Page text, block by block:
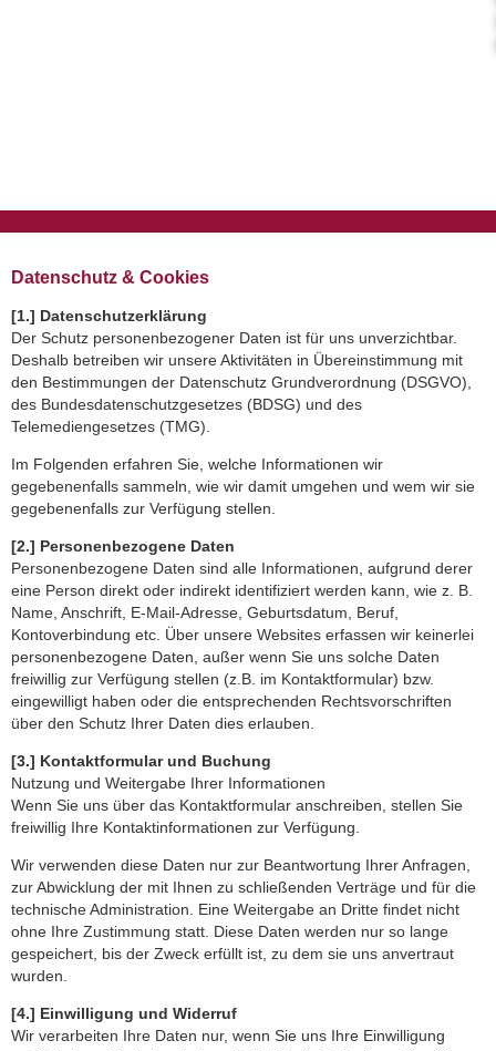
Datenschutz & Cookies
[1.] Datenschutzerklärung
Der Schutz personenbezogener Daten ist für uns unverzichtbar.
Deshalb betreiben wir unsere Aktivitäten in Übereinstimmung mit
den Bestimmungen der Datenschutz Grundverordnung (DSGVO),
des Bundesdatenschutzgesetzes (BDSG) und des
Telemediengesetzes (TMG).
Im Folgenden erfahren Sie, welche Informationen wir
gegebenenfalls sammeln, wie wir damit umgehen und wem wir sie
gegebenenfalls zur Verfügung stellen.
[2.] Personenbezogene Daten
Personenbezogene Daten sind alle Informationen, aufgrund derer
eine Person direkt oder indirekt identifiziert werden kann, wie z. B.
Name, Anschrift, E-Mail-Adresse, Geburtsdatum, Beruf,
Kontoverbindung etc. Über unsere Websites erfassen wir keinerlei
personenbezogene Daten, außer wenn Sie uns solche Daten
freiwillig zur Verfügung stellen (z.B. im Kontaktformular) bzw.
eingewilligt haben oder die entsprechenden Rechtsvorschriften
über den Schutz Ihrer Daten dies erlauben.
[3.] Kontaktformular und Buchung
Nutzung und Weitergabe Ihrer Informationen
Wenn Sie uns über das Kontaktformular anschreiben, stellen Sie
freiwillig Ihre Kontaktinformationen zur Verfügung.
Wir verwenden diese Daten nur zur Beantwortung Ihrer Anfragen,
zur Abwicklung der mit Ihnen zu schließenden Verträge und für die
technische Administration. Eine Weitergabe an Dritte findet nicht
ohne Ihre Zustimmung statt. Diese Daten werden nur so lange
gespeichert, bis der Zweck erfüllt ist, zu dem sie uns anvertraut
wurden.
[4.] Einwilligung und Widerruf
Wir verarbeiten Ihre Daten nur, wenn Sie uns Ihre Einwilligung